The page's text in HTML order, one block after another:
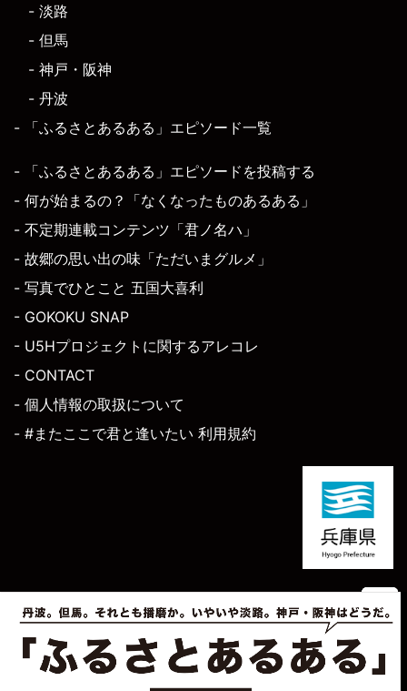
- 淡路
- 但馬
- 神戸・阪神
- 丹波
- 「ふるさとあるある」エピソード一覧
- 「ふるさとあるある」エピソードを投稿する
- 何が始まるの？「なくなったものあるある」
- 不定期連載コンテンツ「君ノ名ハ」
- 故郷の思い出の味「ただいまグルメ」
- 写真でひとこと 五国大喜利
- GOKOKU SNAP
- U5Hプロジェクトに関するアレコレ
- CONTACT
- 個人情報の取扱について
- #またここで君と逢いたい 利用規約